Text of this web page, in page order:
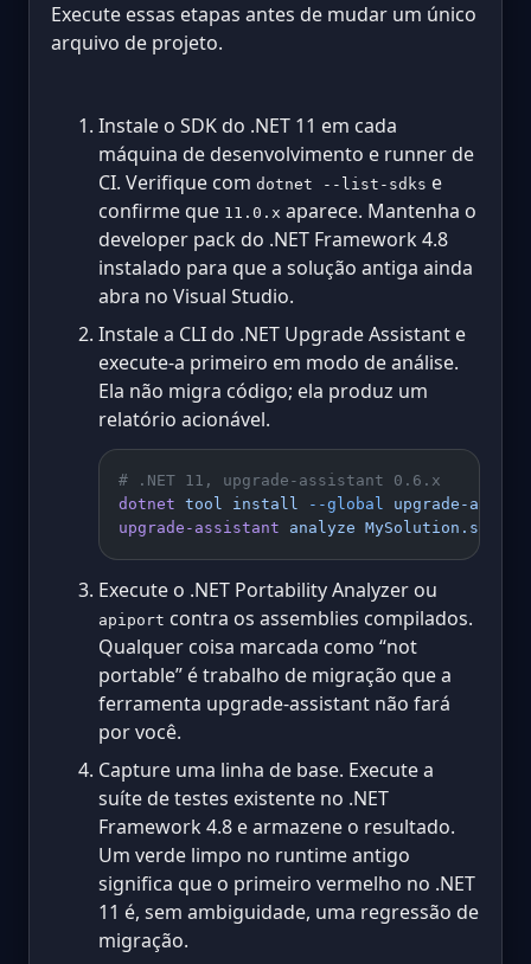
Execute essas etapas antes de mudar um único
arquivo de projeto.
Instale o SDK do .NET 11 em cada
máquina de desenvolvimento e runner de
CI. Verifique com dotnet --list-sdks e
confirme que 11.0.x aparece. Mantenha o
developer pack do .NET Framework 4.8
instalado para que a solução antiga ainda
abra no Visual Studio.
Instale a CLI do .NET Upgrade Assistant e
execute-a primeiro em modo de análise.
Ela não migra código; ela produz um
relatório acionável.
# .NET 11, upgrade-assistant 0.6.x
dotnet tool install --global upgrade-
upgrade-assistant analyze MySolution.sln
Execute o .NET Portability Analyzer ou
apiport contra os assemblies compilados.
Qualquer coisa marcada como “not
portable” é trabalho de migração que a
ferramenta upgrade-assistant não fará
por você.
Capture uma linha de base. Execute a
suíte de testes existente no .NET
Framework 4.8 e armazene o resultado.
Um verde limpo no runtime antigo
significa que o primeiro vermelho no .NET
11 é, sem ambiguidade, uma regressão de
migração.